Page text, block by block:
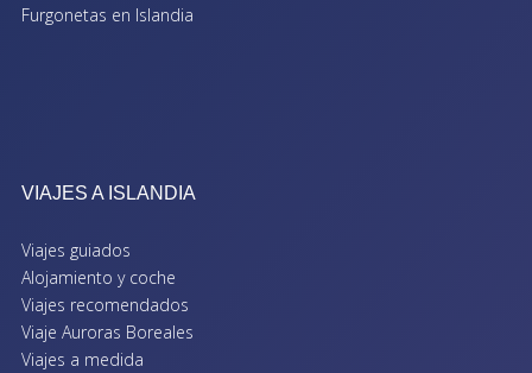
Furgonetas en Islandia
VIAJES A ISLANDIA
Viajes guiados
Alojamiento y coche
Viajes recomendados
Viaje Auroras Boreales
Viajes a medida